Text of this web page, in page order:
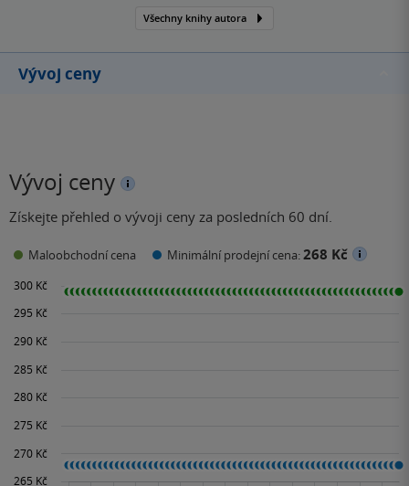
Všechny knihy autora
Vývoj ceny
Vývoj ceny
Získejte přehled o vývoji ceny za posledních 60 dní.
Maloobchodní cena Minimální prodejní cena:268 Kč